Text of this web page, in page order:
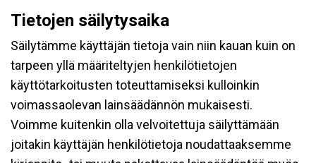
Tietojen säilytysaika
Säilytämme käyttäjän tietoja vain niin kauan kuin on
tarpeen yllä määriteltyjen henkilötietojen
käyttötarkoitusten toteuttamiseksi kulloinkin
voimassaolevan lainsäädännön mukaisesti.
Voimme kuitenkin olla velvoitettuja säilyttämään
joitakin käyttäjän henkilötietoja noudattaaksemme